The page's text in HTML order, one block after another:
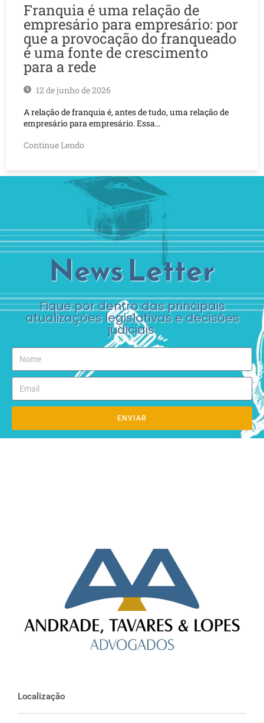
Franquia é uma relação de
empresário para empresário: por
que a provocação do franqueado
é uma fonte de crescimento
para a rede
12 de junho de 2026
A relação de franquia é, antes de tudo, uma relação de
empresário para empresário. Essa…
Continue Lendo
News Letter
Fique por dentro das principais
atualizações legislativas e decisões
judiciais.
ENVIAR
Localização